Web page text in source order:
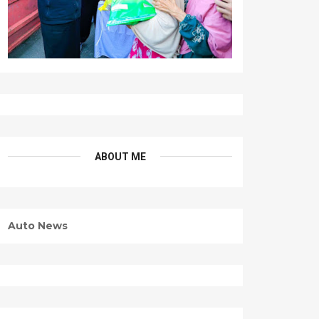
ABOUT ME
Auto News